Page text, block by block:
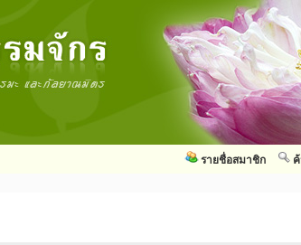
รายชื่อสมาชิก